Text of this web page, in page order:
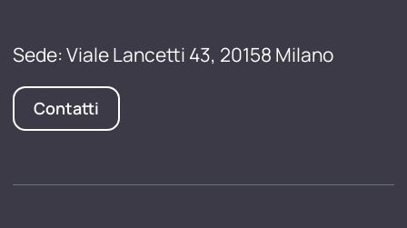
Sede: Viale Lancetti 43, 20158 Milano
Contatti